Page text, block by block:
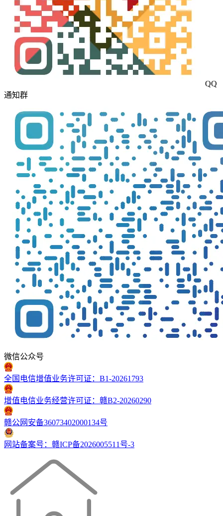
QQ
通知群
微信公众号
全国电信增值业务许可证：B1-20261793
增值电信业务经营许可证：赣B2-20260290
赣公网安备36073402000134号
网站备案号：赣ICP备2026005511号-3